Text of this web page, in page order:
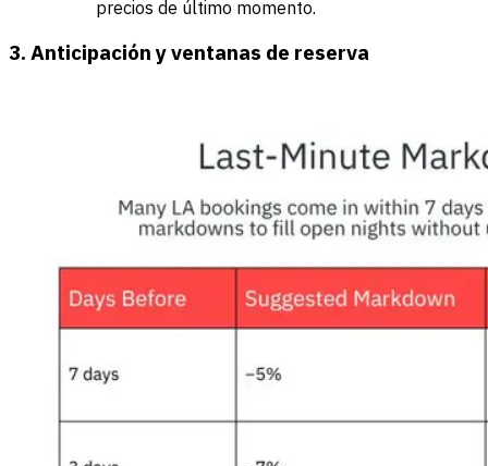
precios de último momento.
3. Anticipación y ventanas de reserva